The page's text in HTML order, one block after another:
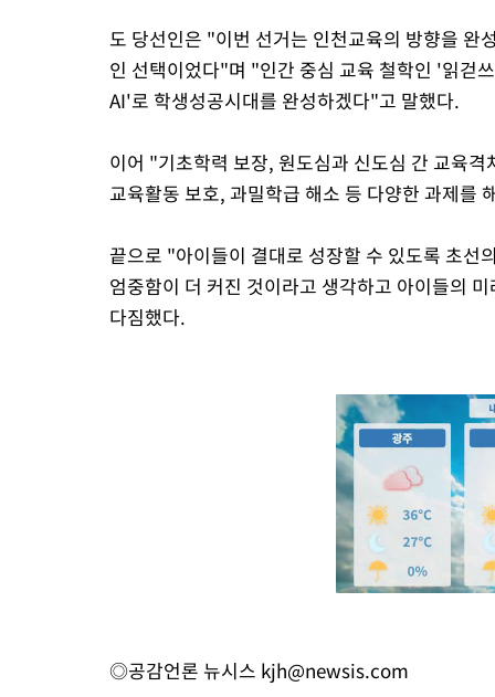
도 당선인은 "이번 선거는 인천교육의 방향을 완
인 선택이었다"며 "인간 중심 교육 철학인 '읽걷
AI'로 학생성공시대를 완성하겠다"고 말했다.
이어 "기초학력 보장, 원도심과 신도심 간 교육
교육활동 보호, 과밀학급 해소 등 다양한 과제를
끝으로 "아이들이 결대로 성장할 수 있도록 초
엄중함이 더 커진 것이라고 생각하고 아이들의
다짐했다.
◎공감언론 뉴시스 kjh@newsis.com